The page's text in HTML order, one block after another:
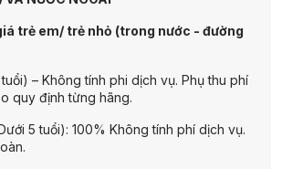
trẻ em/ trẻ nhỏ (trong nước - đường
– Không tính phi dịch vụ. Phụ thu phí
quy định từng hãng.
5 tuổi): 100% Không tính phí dịch vụ.